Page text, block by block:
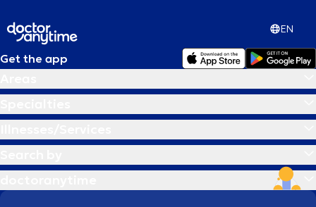
EN
Get the app